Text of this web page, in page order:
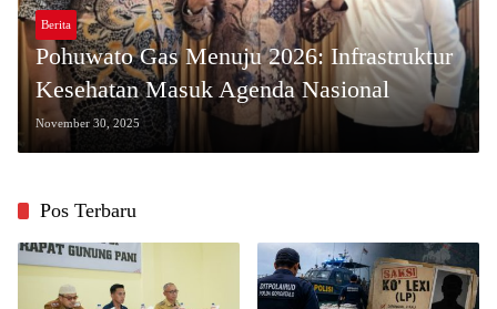
Berita
Pohuwato Gas Menuju 2026: Infrastruktur
Kesehatan Masuk Agenda Nasional
November 30, 2025
Pos Terbaru